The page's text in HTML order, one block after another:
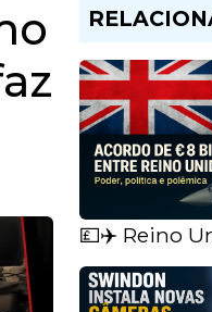
💷✈️ Reino